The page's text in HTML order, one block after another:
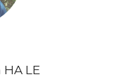
독의 불안은 현실
신부 납치 풍습
전통과 현대적인
LE